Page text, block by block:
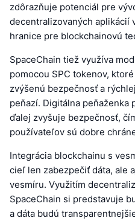
zdôrazňuje potenciál pre
decentralizovaných aplikácií
hranice pre blockchainovú
SpaceChain tiež využíva
pomocou SPC tokenov,
zvýšenú bezpečnosť a
peňazí. Digitálna peňaženka
ďalej zvyšuje bezpečnosť,
používateľov sú dobre
Integrácia blockchainu s
cieľ len zabezpečiť dáta, ale
vesmíru. Využitím
SpaceChain si predstavuje
a dáta budú